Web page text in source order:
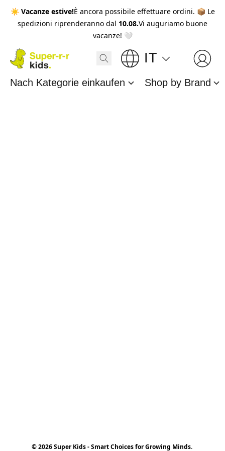
☀️ Vacanze estive!È ancora possibile effettuare ordini. 📦 Le
spedizioni riprenderanno dal 10.08.Vi auguriamo buone
vacanze! 🤍
IT
Nach Kategorie einkaufen Shop by Brand
© 2026 Super Kids - Smart Choices for Growing Minds.